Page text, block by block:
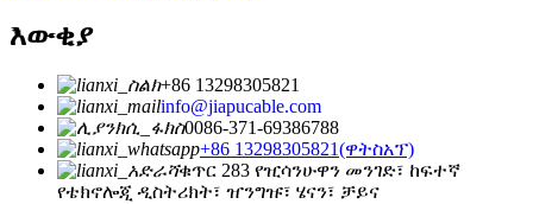
እውቂያ
+86 13298305821
info@jiapucable.com
0086-371-69386788
+86 13298305821(ዋትስአፕ)
ቁጥር 283 የዢሳንሁዋን መንገድ፣ ከፍተኛ
የቴክኖሎጂ ዲስትሪክት፣ ዠንግዡ፣ ሄናን፣ ቻይና